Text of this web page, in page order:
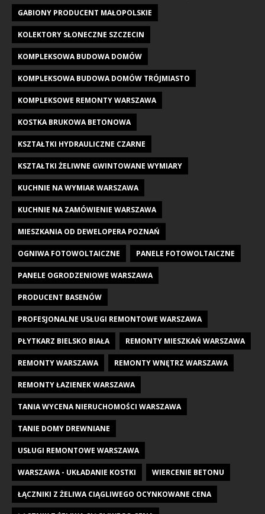
GABIONY PRODUCENT MAŁOPOLSKIE
KOLEKTORY SŁONECZNE SZCZECIN
KOMPLEKSOWA BUDOWA DOMÓW
KOMPLEKSOWA BUDOWA DOMÓW TRÓJMIASTO
KOMPLEKSOWE REMONTY WARSZAWA
KOSTKA BRUKOWA BETONOWA
KSZTAŁTKI HYDRAULICZNE CZARNE
KSZTAŁTKI ŻELIWNE GWINTOWANE WYMIARY
KUCHNIE NA WYMIAR WARSZAWA
KUCHNIE NA ZAMÓWIENIE WARSZAWA
MIESZKANIA OD DEWELOPERA POZNAŃ
OGNIWA FOTOWOLTAICZNE PANELE FOTOWOLTAICZNE
PANELE OGRODZENIOWE WARSZAWA
PRODUCENT BASENÓW
PROFESJONALNE USŁUGI REMONTOWE WARSZAWA
PŁYTKARZ BIELSKO BIAŁA REMONTY MIESZKAŃ WARSZAWA
REMONTY WARSZAWA REMONTY WNĘTRZ WARSZAWA
REMONTY ŁAZIENEK WARSZAWA
TANIA WYCENA NIERUCHOMOŚCI WARSZAWA
TANIE DOMY DREWNIANE
USŁUGI REMONTOWE WARSZAWA
WARSZAWA - UKŁADANIE KOSTKI WIERCENIE BETONU
ŁĄCZNIKI Z ŻELIWA CIĄGLIWEGO OCYNKOWANE CENA